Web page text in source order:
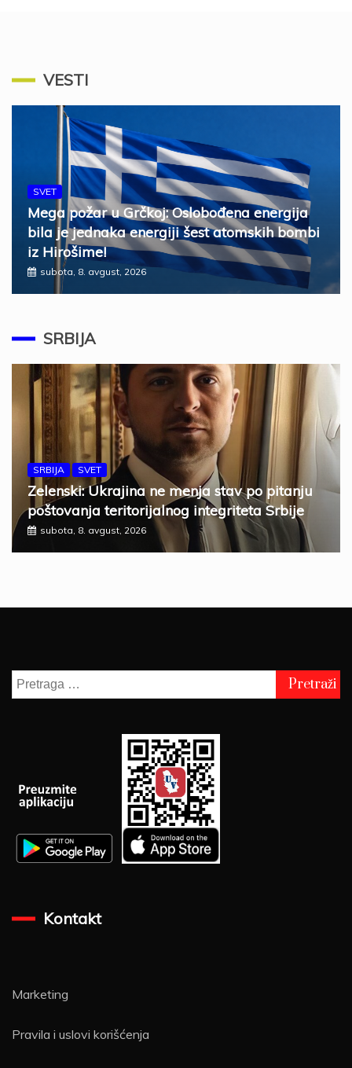
VESTI
SVET
Mega požar u Grčkoj: Oslobođena energija
bila je jednaka energiji šest atomskih bombi
iz Hirošime!
subota, 8. avgust, 2026
SRBIJA
SRBIJA SVET
Zelenski: Ukrajina ne menja stav po pitanju
poštovanja teritorijalnog integriteta Srbije
subota, 8. avgust, 2026
Pretraga
za:
Kontakt
Marketing
Pravila i uslovi korišćenja